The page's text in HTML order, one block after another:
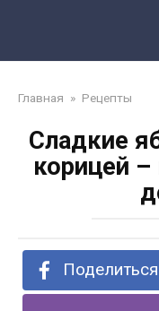
Главная » Рецепты
Сладкие
корицей